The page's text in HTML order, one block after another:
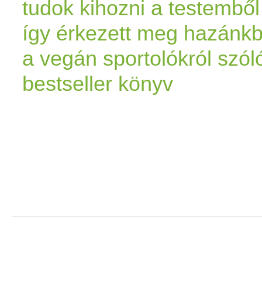
tudok kihozni a
így érkezett meg
a vegán sportolókról
bestseller könyv